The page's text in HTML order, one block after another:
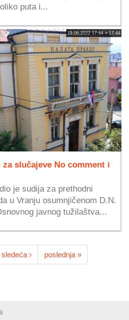
puta i...
19.06.2022 17:44 » 17:44
slučajeve No comment i
je sudija za prethodni
u Vranju osumnjičenom D.N.
javnog tužilaštva...
sledeća › poslednja »